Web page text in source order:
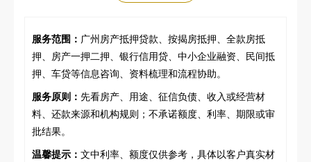
服务范围： 广州房产抵押贷款、按揭房抵押、全款房抵
押、房产一押二押、银行信用贷、中小企业融资、民间抵
押、车贷等信息咨询、资料梳理和流程协助。
服务原则： 先看房产、用途、征信负债、收入或经营材
料、还款来源和机构规则；不承诺额度、利率、期限或审
批结果。
温馨提示： 文中利率、额度仅供参考，具体以客户真实材